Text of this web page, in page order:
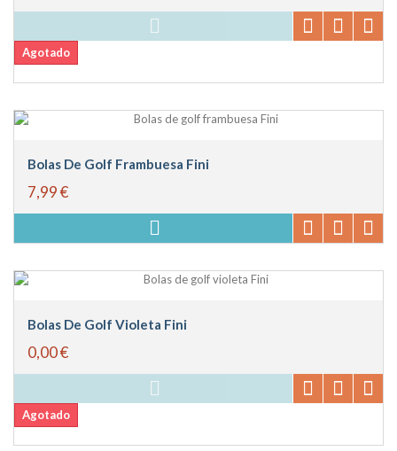
Agotado
Bolas De Golf Frambuesa Fini
7,99 €
Bolas De Golf Violeta Fini
0,00 €
Agotado